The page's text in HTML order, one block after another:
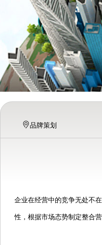
品牌策划
企业在经营中的竞争无处不
性，根据市场态势制定整合